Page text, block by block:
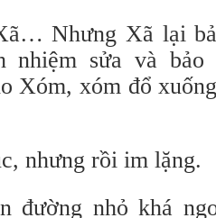
Nhưng Xã lại
nhiệm sửa và
Xóm, xóm đổ
nhưng rồi im lặng.
đường nhỏ khá